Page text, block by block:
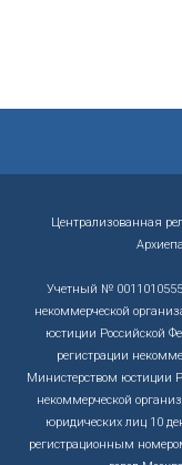
Централизованная
Учетный № 0011010555,
некоммерческой
юстиции Российской
регистрации
Министерством юстиции
некоммерческой
юридических лиц 10
регистрационным